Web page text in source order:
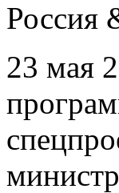
Россия
23 мая